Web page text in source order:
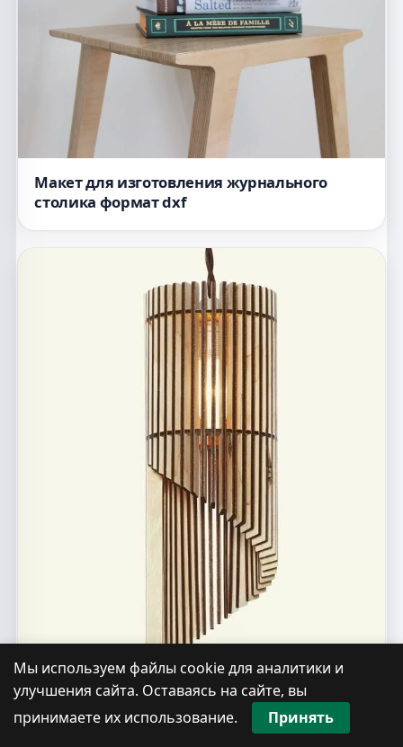
Макет для изготовления журнального
столика формат dxf
Макет для изготовления лампы из фанеры
Мы используем файлы cookie для аналитики и
улучшения сайта. Оставаясь на сайте, вы
принимаете их использование.
Принять